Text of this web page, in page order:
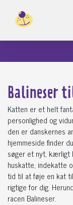
Balineser
Katten er et helt
personlighed og
den er danskernes
hjemmeside finder
søger et nyt, kærligt
huskatte, indekatte
tid til at føje en kat
rigtige for dig.
racen Balineser.